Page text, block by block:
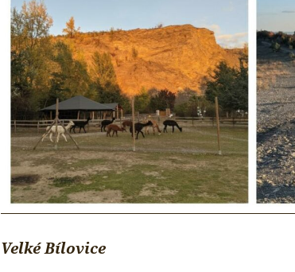
Velké Bílovice